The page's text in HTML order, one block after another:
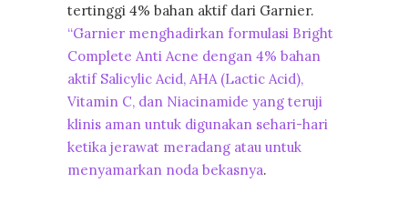
tertinggi 4% bahan aktif dari Garnier.
“Garnier menghadirkan formulasi Bright
Complete Anti Acne dengan 4% bahan
aktif Salicylic Acid, AHA (Lactic Acid),
Vitamin C, dan Niacinamide yang teruji
klinis aman untuk digunakan sehari-hari
ketika jerawat meradang atau untuk
menyamarkan noda bekasnya.